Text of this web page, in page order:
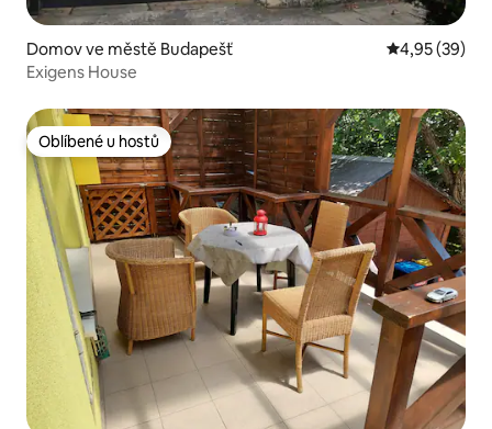
Domov ve městě Budapešť Průměrné
4,95 (39)
Exigens House
Oblíbené u hostů
Oblíbené u hostů